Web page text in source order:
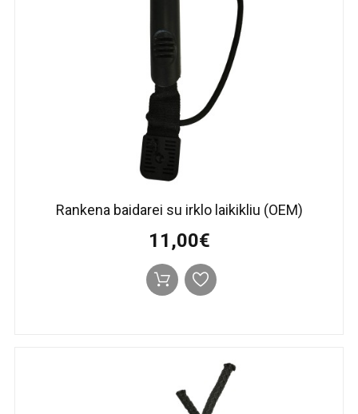
Rankena baidarei su irklo laikikliu (OEM)
11,00€